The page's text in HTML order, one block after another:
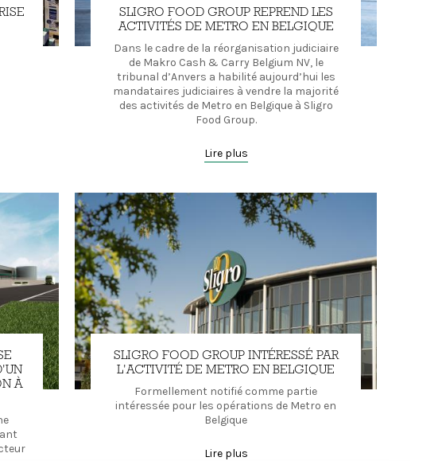
SLIGRO FOOD GROUP REPREND LES
ACTIVITÉS DE METRO EN BELGIQUE
Dans le cadre de la réorganisation judiciaire
de Makro Cash & Carry Belgium NV, le
tribunal d’Anvers a habilité aujourd’hui les
mandataires judiciaires à vendre la majorité
des activités de Metro en Belgique à Sligro
Food Group.
Lire plus
À
SLIGRO FOOD GROUP INTÉRESSÉ PAR
L'ACTIVITÉ DE METRO EN BELGIQUE
Formellement notifié comme partie
intéressée pour les opérations de Metro en
Belgique
Lire plus